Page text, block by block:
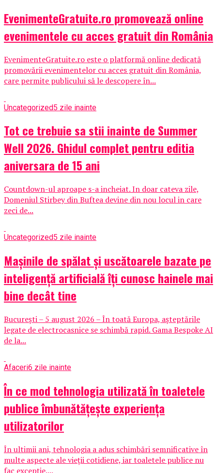
EvenimenteGratuite.ro promovează online
evenimentele cu acces gratuit din România
EvenimenteGratuite.ro este o platformă online dedicată
promovării evenimentelor cu acces gratuit din România,
care permite publicului să le descopere în...
Uncategorized5 zile inainte
Tot ce trebuie sa stii inainte de Summer
Well 2026. Ghidul complet pentru editia
aniversara de 15 ani
Countdown-ul aproape s-a incheiat. In doar cateva zile,
Domeniul Stirbey din Buftea devine din nou locul in care
zeci de...
Uncategorized5 zile inainte
Mașinile de spălat și uscătoarele bazate pe
inteligență artificială îți cunosc hainele mai
bine decât tine
București – 5 august 2026 – În toată Europa, așteptările
legate de electrocasnice se schimbă rapid. Gama Bespoke AI
de la...
Afaceri6 zile inainte
În ce mod tehnologia utilizată în toaletele
publice îmbunătățește experiența
utilizatorilor
În ultimii ani, tehnologia a adus schimbări semnificative în
multe aspecte ale vieții cotidiene, iar toaletele publice nu
fac excepție....